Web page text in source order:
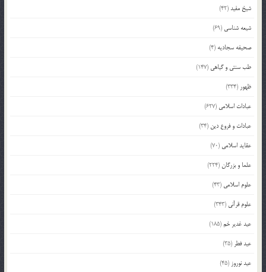
شیخ مفید(42)
شیعه شناسی (69)
صحیفه سجادیه (4)
طب سنتی و گیاهی (147)
ظهور (334)
عبادات اسلامی (627)
عبادات و فروع دین (34)
عقاید اسلامی (70)
علما و بزرگان(224)
علوم اسلامی (43)
علوم قرآنی (343)
عید غدیر خم(185)
عید فطر (35)
عید نوروز (45)